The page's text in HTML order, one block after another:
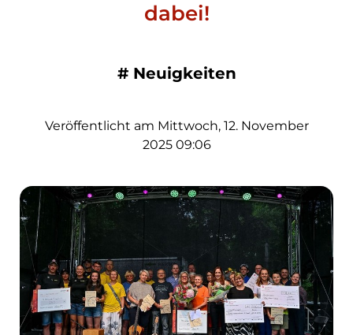
dabei!
# Neuigkeiten
Veröffentlicht am Mittwoch, 12. November
2025 09:06